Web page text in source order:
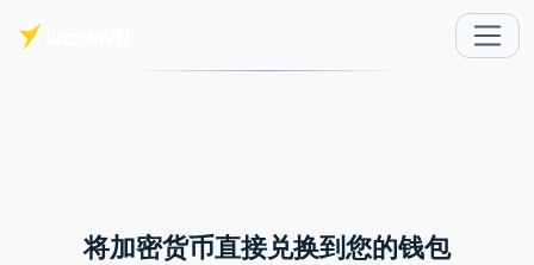
将加密货币直接兑换到您的钱包